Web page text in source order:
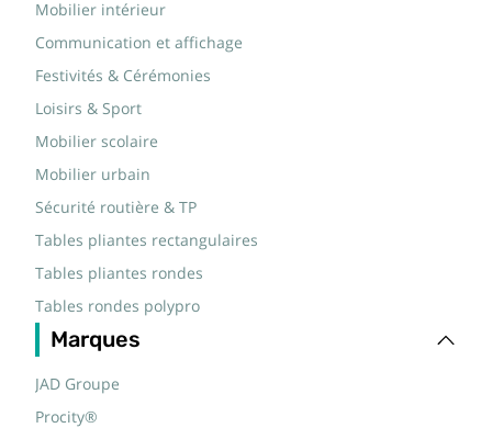
Mobilier intérieur
Communication et affichage
Festivités & Cérémonies
Loisirs & Sport
Mobilier scolaire
Mobilier urbain
Sécurité routière & TP
Tables pliantes rectangulaires
Tables pliantes rondes
Tables rondes polypro
Marques
JAD Groupe
Procity®